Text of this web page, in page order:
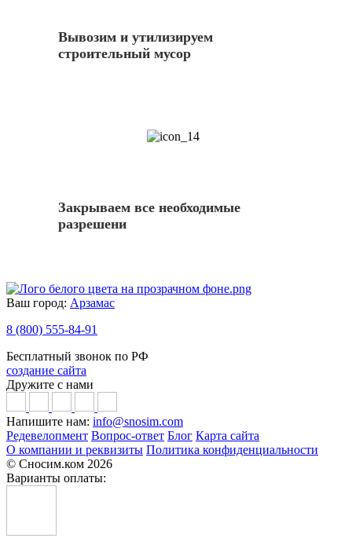
Вывозим и утилизируем
строительный мусор
Закрываем все необходимые
разрешени
Ваш город: Арзамас
8 (800) 555-84-91
Бесплатный звонок по РФ
создание сайта
Дружите с нами
Напишите нам: info@snosim.com
Редевелопмент Вопрос-ответ Блог Карта сайта
О компании и реквизиты Политика конфиденциальности
© Сносим.ком 2026
Варианты оплаты: